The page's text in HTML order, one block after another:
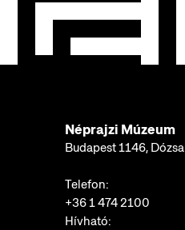
Néprajzi Múzeum
Budapest 1146,
Telefon:
+36 1 474 2100
Hívható: